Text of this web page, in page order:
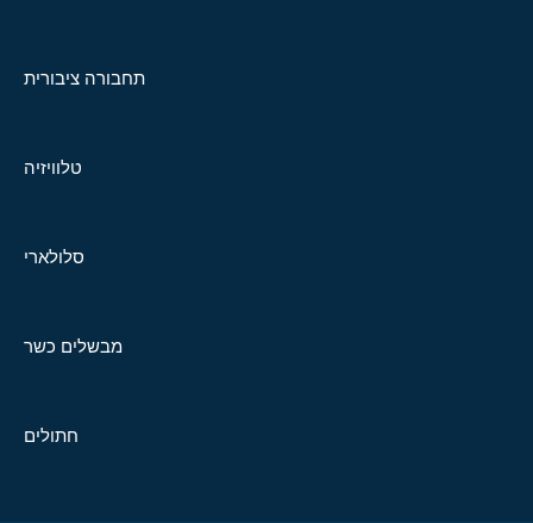
תחבורה ציבורית
טלוויזיה
סלולארי
מבשלים כשר
חתולים